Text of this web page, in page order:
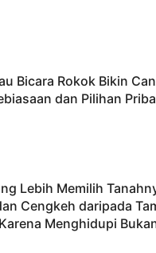
Bicara Rokok Bikin
dan Pilihan
Lebih Memilih
Cengkeh daripada
Menghidupi